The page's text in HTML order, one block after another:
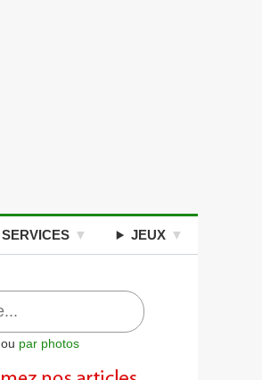
SERVICES JEUX
ou par photos